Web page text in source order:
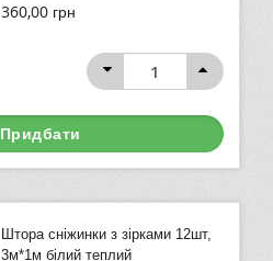
360,00 грн
Придбати
Штора сніжинки з зірками 12шт,
3м*1м білий теплий